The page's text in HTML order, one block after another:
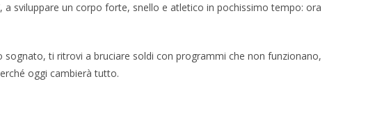
sviluppare un corpo forte, snello e atletico in pochissimo tempo: ora
ti ritrovi a bruciare soldi con programmi che non funzionano,
oggi cambierà tutto.